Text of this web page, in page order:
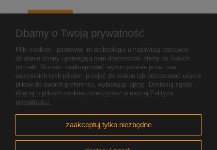
« 1 ... 3 4 5 6 7 ... 9 »
Pomoc
Moje konto
Płatności i dostawa
Dbamy o Twoją prywatność
Pliki cookies i pokrewne im technologie umożliwiają poprawne
działanie strony i pomagają nam dostosować ofertę do Twoich
potrzeb. Możesz zaakceptować wykorzystanie przez nas
wszystkich tych plików i przejść do sklepu lub dostosować użycie
plików do swoich preferencji, wybierając opcję "Dostosuj zgody".
Więcej o plikach cookies przeczytasz w naszej Polityce
prywatności.
zaakceptuj tylko niezbędne